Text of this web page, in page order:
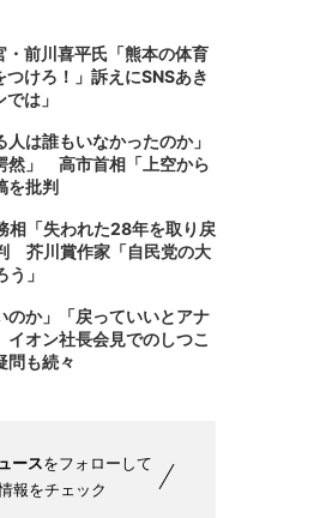
・前川喜平氏「熊本の体育
つけろ！」訴えにSNSあき
は」
は誰もいなかったのか」
然」 高市首相「上空から
を批判
相「失われた28年を取り戻
芥川賞作家「自民党の大
」
のか」「戻っていいとアナ
オン社長会見でのしつこ
問も続々
ースをフォローして
報をチェック